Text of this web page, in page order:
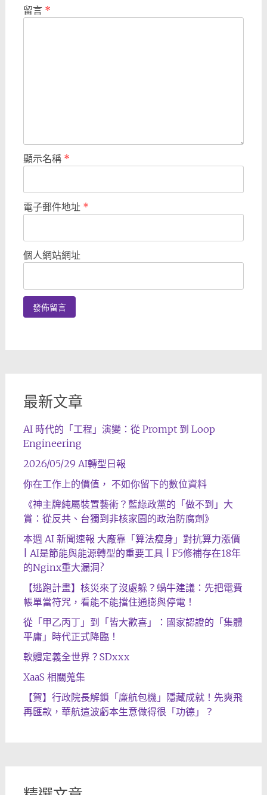
留言 *
顯示名稱 *
電子郵件地址 *
個人網站網址
最新文章
AI 時代的「工程」演變：從 Prompt 到 Loop
Engineering
2026/05/29 AI轉型日報
你在工作上的價值， 不如你留下的數位資料
《神主牌純屬裝置藝術？藍綠政黨的「做不到」大
賞：從反共、台獨到非核家園的政治防腐劑》
本週 AI 新聞速報 大廠靠「算法瘦身」對抗算力漲價
| AI是節能與能源轉型的重要工具 | F5修補存在18年
的Nginx重大漏洞?
【逃跑計畫】核災來了沒處躲？蝸牛建議：先把電費
帳單當符咒，看能不能擋住通膨與停電！
從「甲乙丙丁」到「皆大歡喜」：國家認證的「集體
平庸」時代正式降臨！
軟體定義全世界？SDxxx
XaaS 相關蒐集
【賀】行政院長解鎖「廉航包機」隱藏成就！先爽飛
再匯款，華航這波虧本生意做得很「功德」？